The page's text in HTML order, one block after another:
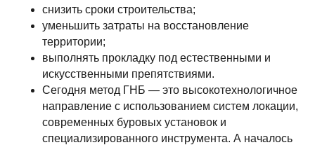
снизить сроки строительства;
уменьшить затраты на восстановление
территории;
выполнять прокладку под естественными и
искусственными препятствиями.
Сегодня метод ГНБ — это высокотехнологичное
направление с использованием систем локации,
современных буровых установок и
специализированного инструмента. А началось